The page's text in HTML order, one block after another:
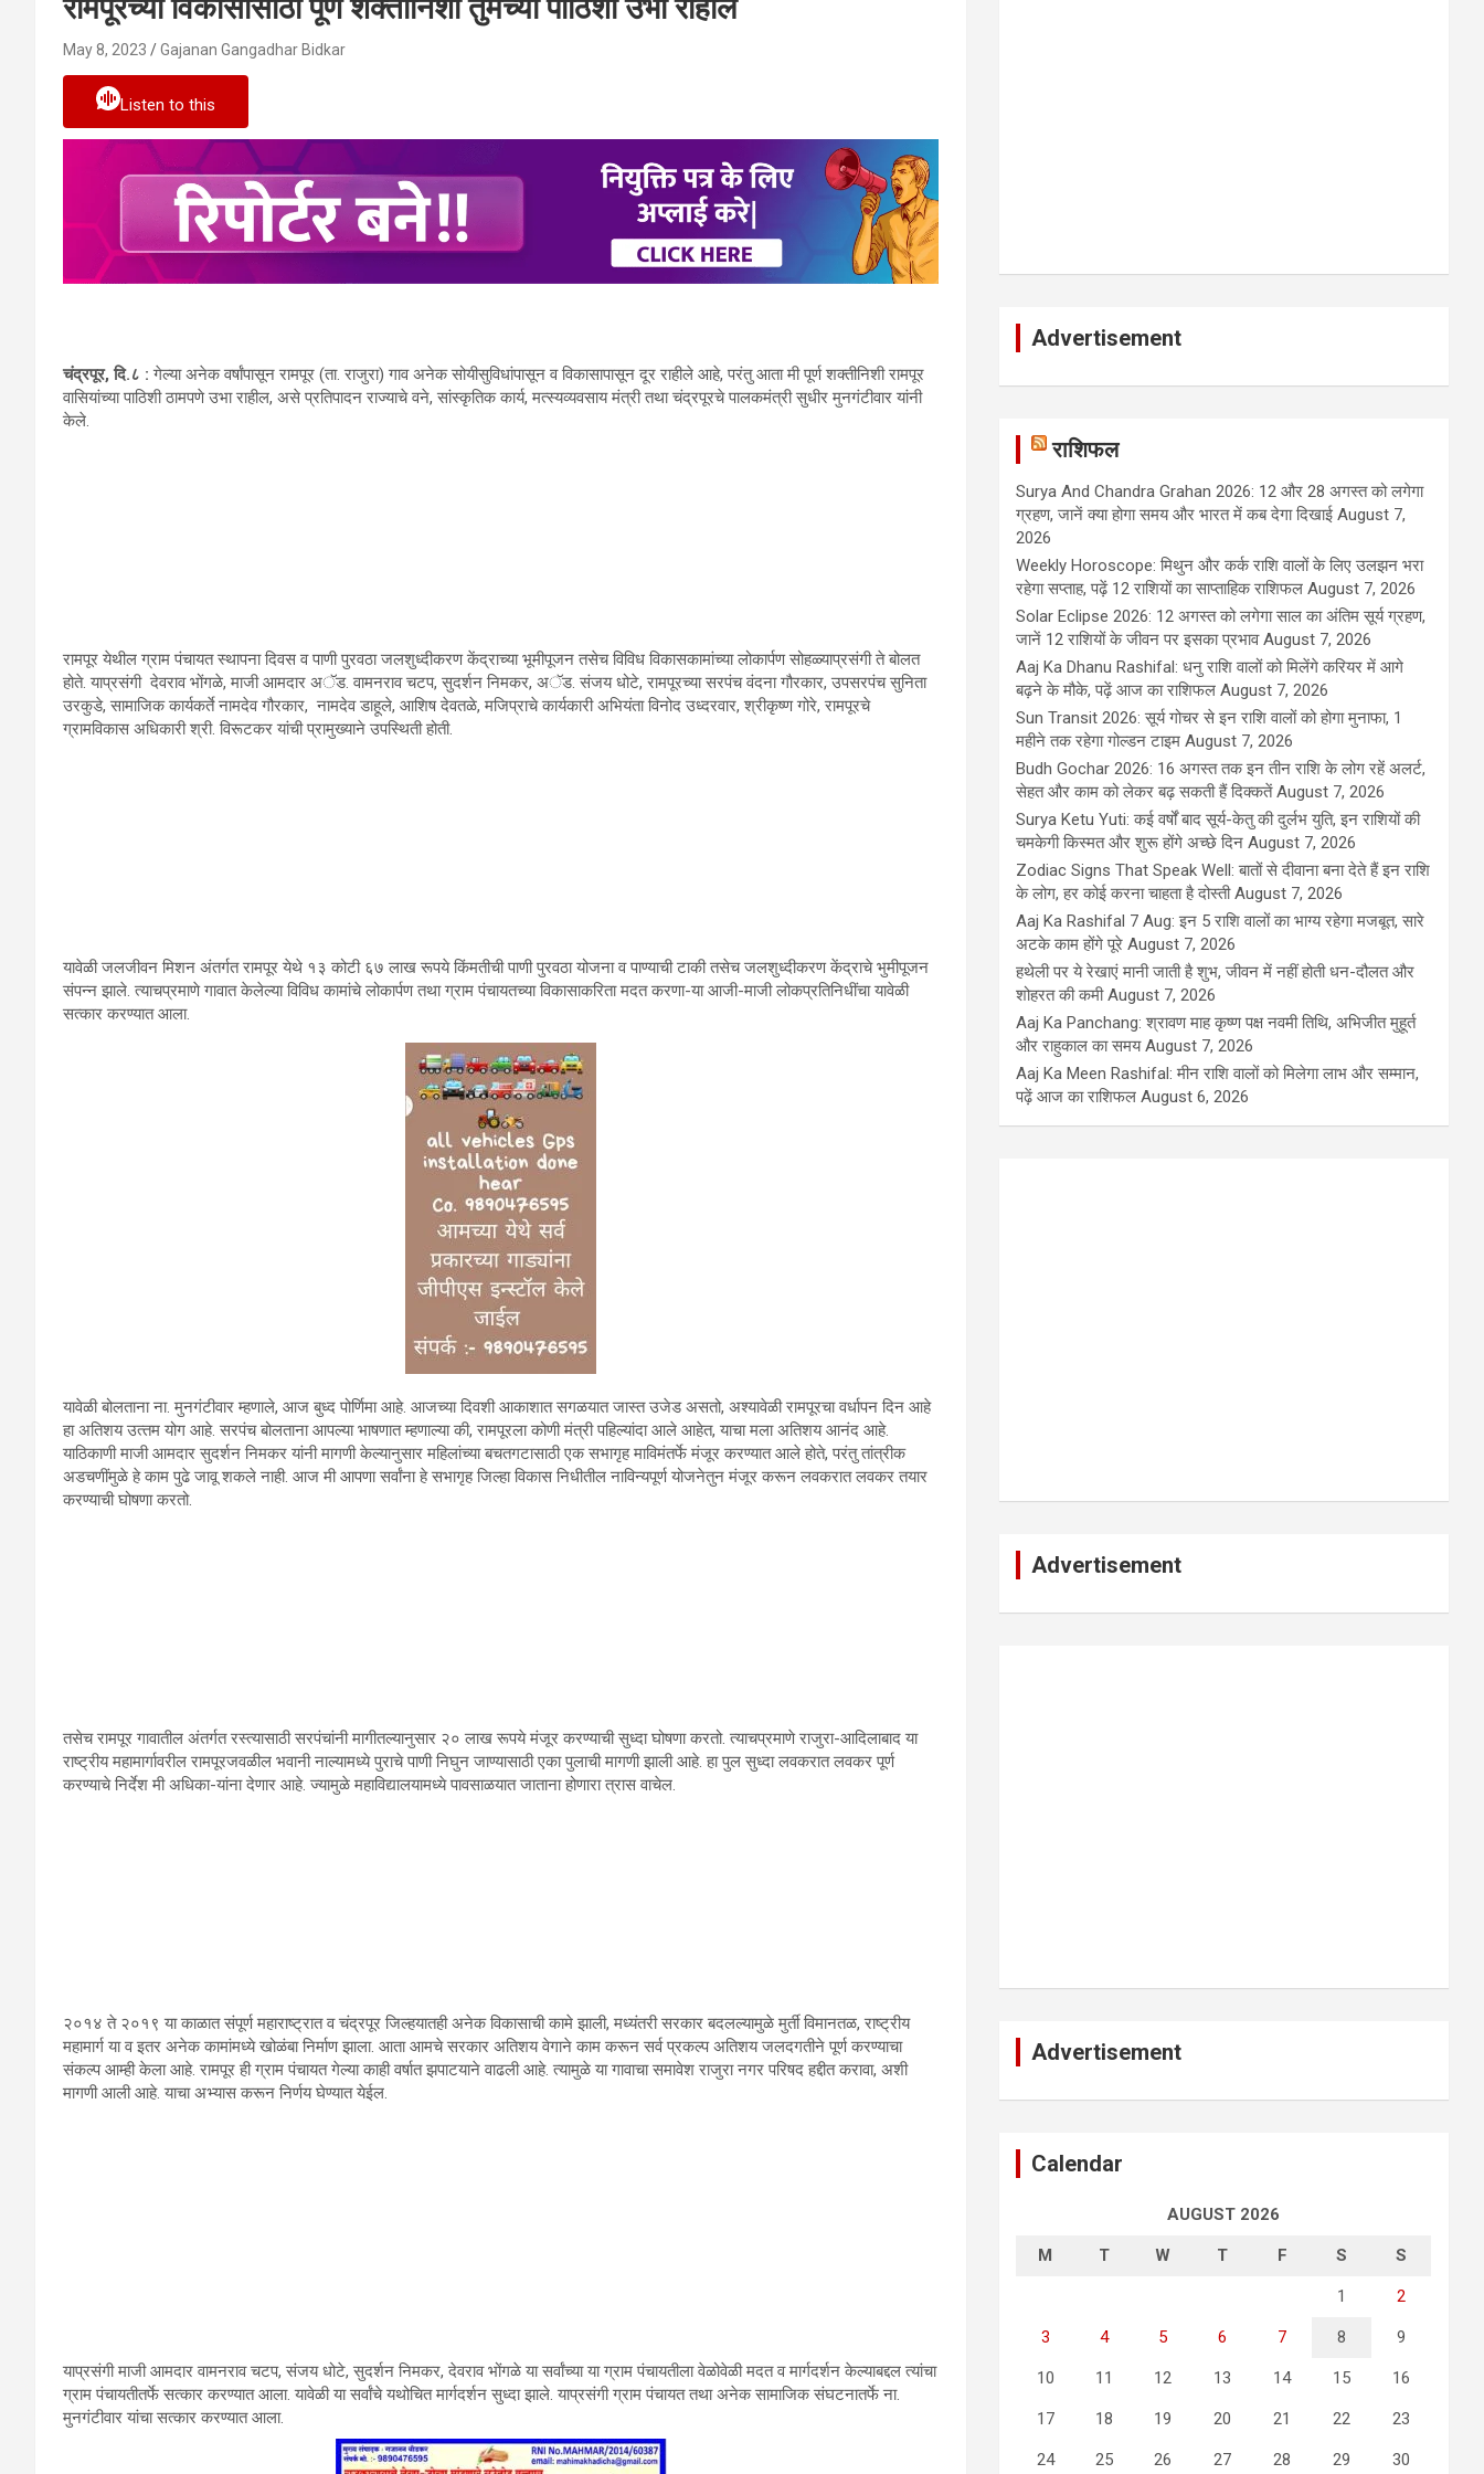
रामपूरच्‍या विकासासाठी पूर्ण शक्‍तीनिशी तुमच्‍या पाठिशी उभा राहील
May 8, 2023 Gajanan Gangadhar Bidkar
Listen to this
चंद्रपूर, दि.८ : गेल्‍या अनेक वर्षांपासून रामपूर (ता. राजुरा) गाव अनेक सोयीसुविधांपासून व विकासापासून दूर राहीले आहे, परंतु आता मी पूर्ण शक्‍तीनिशी रामपूर
वासियांच्‍या पाठिशी ठामपणे उभा राहील, असे प्रतिपादन राज्‍याचे वने, सांस्‍कृतिक कार्य, मत्‍स्‍यव्‍यवसाय मंत्री तथा चंद्रपूरचे पालकमंत्री सुधीर मुनगंटीवार यांनी
केले.
रामपूर येथील ग्राम पंचायत स्‍थापना दिवस व पाणी पुरवठा जलशुध्‍दीकरण केंद्राच्‍या भूमीपूजन तसेच विविध विकासकामांच्‍या लोकार्पण सोहळ्याप्रसंगी ते बोलत
होते. याप्रसंगी देवराव भोंगळे, माजी आमदार अॅड. वामनराव चटप, सुदर्शन निमकर, अॅड. संजय धोटे, रामपूरच्‍या सरपंच वंदना गौरकार, उपसरपंच सुनिता
उरकुडे, सामाजिक कार्यकर्ते नामदेव गौरकार, नामदेव डाहूले, आशिष देवतळे, मजिप्राचे कार्यकारी अभियंता विनोद उध्‍दरवार, श्रीकृष्‍ण गोरे, रामपूरचे
ग्रामविकास अधिकारी श्री. विरूटकर यांची प्रामुख्‍याने उपस्थिती होती.
यावेळी जलजीवन मिशन अंतर्गत रामपूर येथे १३ कोटी ६७ लाख रूपये किंमतीची पाणी पुरवठा योजना व पाण्‍याची टाकी तसेच जलशुध्‍दीकरण केंद्राचे भुमीपूजन
संपन्‍न झाले. त्‍याचप्रमाणे गावात केलेल्‍या विविध कामांचे लोकार्पण तथा ग्राम पंचायतच्‍या विकासाकरिता मदत करणा-या आजी-माजी लोकप्रतिनिधींचा यावेळी
सत्‍कार करण्‍यात आला.
यावेळी बोलताना ना. मुनगंटीवार म्‍हणाले, आज बुध्‍द पोर्णिमा आहे. आजच्‍या दिवशी आकाशात सगळयात जास्‍त उजेड असतो, अश्‍यावेळी रामपूरचा वर्धापन दिन आहे
हा अतिशय उत्‍तम योग आहे. सरपंच बोलताना आपल्‍या भाषणात म्‍हणाल्‍या की, रामपूरला कोणी मंत्री पहिल्‍यांदा आले आहेत, याचा मला अतिशय आनंद आहे.
याठिकाणी माजी आमदार सुदर्शन निमकर यांनी मागणी केल्‍यानुसार महिलांच्‍या बचतगटासाठी एक सभागृह माविमंतर्फे मंजूर करण्‍यात आले होते, परंतु तांत्रीक
अडचणींमुळे हे काम पुढे जावू शकले नाही. आज मी आपणा सर्वांना हे सभागृह जिल्‍हा विकास निधीतील नाविन्‍यपूर्ण योजनेतुन मंजूर करून लवकरात लवकर तयार
करण्‍याची घोषणा करतो.
तसेच रामपूर गावातील अंतर्गत रस्‍त्‍यासाठी सरपंचांनी मागीतल्‍यानुसार २० लाख रूपये मंजूर करण्‍याची सुध्‍दा घोषणा करतो. त्‍याचप्रमाणे राजुरा-आदिलाबाद या
राष्‍ट्रीय महामार्गावरील रामपूरजवळील भवानी नाल्‍यामध्‍ये पुराचे पाणी निघुन जाण्‍यासाठी एका पुलाची मागणी झाली आहे. हा पुल सुध्‍दा लवकरात लवकर पूर्ण
करण्‍याचे निर्देश मी अधिका-यांना देणार आहे. ज्‍यामुळे महाविद्यालयामध्‍ये पावसाळयात जाताना होणारा त्रास वाचेल.
२०१४ ते २०१९ या काळात संपूर्ण महाराष्‍ट्रात व चंद्रपूर जिल्‍हयातही अनेक विकासाची कामे झाली, मध्यंतरी सरकार बदलल्यामुळे मुर्ती विमानतळ, राष्‍ट्रीय
महामार्ग या व इतर अनेक कामांमध्‍ये खोळंबा निर्माण झाला. आता आमचे सरकार अतिशय वेगाने काम करून सर्व प्रकल्‍प अतिशय जलदगतीने पूर्ण करण्‍याचा
संकल्‍प आम्‍ही केला आहे. रामपूर ही ग्राम पंचायत गेल्‍या काही वर्षात झपाटयाने वाढली आहे. त्‍यामुळे या गावाचा समावेश राजुरा नगर परिषद हद्दीत करावा, अशी
मागणी आली आहे. याचा अभ्‍यास करून निर्णय घेण्‍यात येईल.
याप्रसंगी माजी आमदार वामनराव चटप, संजय धोटे, सुदर्शन निमकर, देवराव भोंगळे या सर्वांच्‍या या ग्राम पंचायतीला वेळोवेळी मदत व मार्गदर्शन केल्‍याबद्दल त्‍यांचा
ग्राम पंचायतीतर्फे सत्‍कार करण्‍यात आला. यावेळी या सर्वांचे यथोचित मार्गदर्शन सुध्‍दा झाले. याप्रसंगी ग्राम पंचायत तथा अनेक सामाजिक संघटनातर्फे ना.
मुनगंटीवार यांचा सत्‍कार करण्‍यात आला.
Advertisement
राशिफल
Surya And Chandra Grahan 2026: 12 और 28 अगस्त को लगेगा
ग्रहण, जानें क्या होगा समय और भारत में कब देगा दिखाई August 7,
2026
Weekly Horoscope: मिथुन और कर्क राशि वालों के लिए उलझन भरा
रहेगा सप्ताह, पढ़ें 12 राशियों का साप्ताहिक राशिफल August 7, 2026
Solar Eclipse 2026: 12 अगस्त को लगेगा साल का अंतिम सूर्य ग्रहण,
जानें 12 राशियों के जीवन पर इसका प्रभाव August 7, 2026
Aaj Ka Dhanu Rashifal: धनु राशि वालों को मिलेंगे करियर में आगे
बढ़ने के मौके, पढ़ें आज का राशिफल August 7, 2026
Sun Transit 2026: सूर्य गोचर से इन राशि वालों को होगा मुनाफा, 1
महीने तक रहेगा गोल्डन टाइम August 7, 2026
Budh Gochar 2026: 16 अगस्त तक इन तीन राशि के लोग रहें अलर्ट,
सेहत और काम को लेकर बढ़ सकती हैं दिक्कतें August 7, 2026
Surya Ketu Yuti: कई वर्षों बाद सूर्य-केतु की दुर्लभ युति, इन राशियों की
चमकेगी किस्मत और शुरू होंगे अच्छे दिन August 7, 2026
Zodiac Signs That Speak Well: बातों से दीवाना बना देते हैं इन राशि
के लोग, हर कोई करना चाहता है दोस्ती August 7, 2026
Aaj Ka Rashifal 7 Aug: इन 5 राशि वालों का भाग्य रहेगा मजबूत, सारे
अटके काम होंगे पूरे August 7, 2026
हथेली पर ये रेखाएं मानी जाती है शुभ, जीवन में नहीं होती धन-दौलत और
शोहरत की कमी August 7, 2026
Aaj Ka Panchang: श्रावण माह कृष्ण पक्ष नवमी तिथि, अभिजीत मुहूर्त
और राहुकाल का समय August 7, 2026
Aaj Ka Meen Rashifal: मीन राशि वालों को मिलेगा लाभ और सम्मान,
पढ़ें आज का राशिफल August 6, 2026
Advertisement
Advertisement
Calendar
AUGUST 2026
M T W T F S S
1 2
3 4 5 6 7 8 9
10 11 12 13 14 15 16
17 18 19 20 21 22 23
24 25 26 27 28 29 30